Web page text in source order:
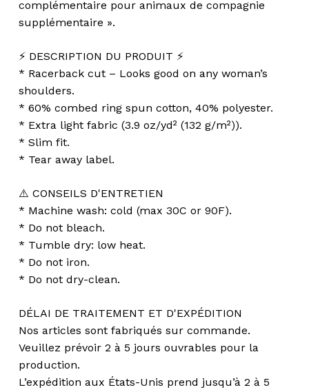
complémentaire pour animaux de compagnie
supplémentaire ».
⚡️ DESCRIPTION DU PRODUIT ⚡️
* Racerback cut – Looks good on any woman’s
shoulders.
* 60% combed ring spun cotton, 40% polyester.
* Extra light fabric (3.9 oz/yd² (132 g/m²)).
* Slim fit.
* Tear away label.
⚠️ CONSEILS D'ENTRETIEN
* Machine wash: cold (max 30C or 90F).
* Do not bleach.
* Tumble dry: low heat.
* Do not iron.
* Do not dry-clean.
DÉLAI DE TRAITEMENT ET D'EXPÉDITION
Nos articles sont fabriqués sur commande.
Veuillez prévoir 2 à 5 jours ouvrables pour la
production.
L’expédition aux États-Unis prend jusqu’à 2 à 5